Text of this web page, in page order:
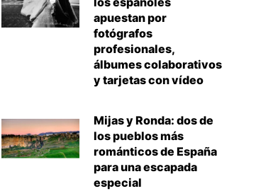
apuestan por
fotógrafos
profesionales,
álbumes colaborativos
y tarjetas con vídeo
Mijas y Ronda: dos de
los pueblos más
románticos de España
para una escapada
especial